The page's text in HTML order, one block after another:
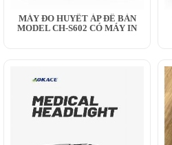
MÁY ĐO HUYẾT ÁP ĐỂ BÀN
MODEL CH-S602 CÓ MÁY IN